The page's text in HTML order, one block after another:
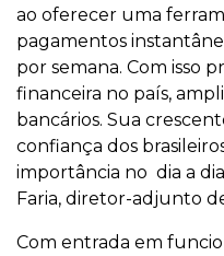
ao oferecer uma
pagamentos
por semana. Com isso
financeira no país,
bancários. Sua
confiança dos
importância no dia a
Faria, diretor-adjunto
Com entrada em